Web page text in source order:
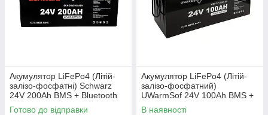
Акумулятор LiFePo4 (Літій-
залізо-фосфатні) Schwarz
24V 200Ah BMS + Bluetooth
Готово до відправки
Акумулятор LiFePo4 (Літій-
залізо-фосфатний)
UWarmSof 24V 100Ah BMS +
Bluetooth
В наявності